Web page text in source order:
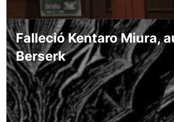
Falleció Kentaro Miura,
Berserk